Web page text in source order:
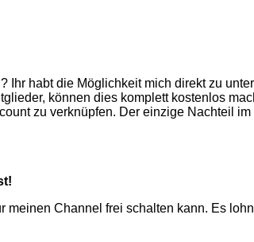
Ihr habt die Möglichkeit mich direkt zu
können dies komplett kostenlos
zu verknüpfen. Der einzige Nachteil
meinen Channel frei schalten kann. Es